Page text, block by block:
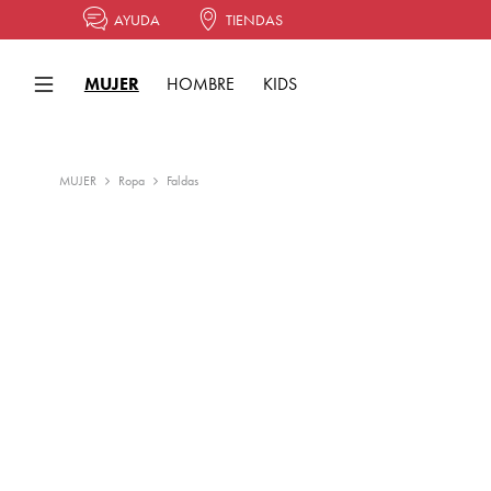
AYUDA TIENDAS
MUJER HOMBRE KIDS
MUJER Ropa Faldas